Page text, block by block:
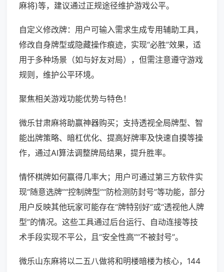
麻将)等，建议通过正规途径维护游戏公平。
自定义修改牌：用户可输入需求生成专用辅助工具，
修改自身牌型或隐藏操作痕迹，实现“必胜”效果，适
用于多种场景（如与好友对局），但需注意遵守游戏
规则，维护公平环境。
聚焦相关游戏功能优势与特色！
微乐甘肃麻将助赢神器购买；支持透视全局牌型、智
能出牌策略、暗杠优化、提高好牌率及快速自摸等操
作，通过AI算法调整牌局结果，提升胜率。
情怀棋牌如何赢得几率大；用户可通过第三方软件实
现“随意选牌”“控制牌型”“防检测防封号”等功能，部分
用户反映其他玩家可能存在“牌特别好”或“透视他人牌
型”的情况。这些工具通过后台运行、自动连接等技
术手段实现不平公，且“安全性高”“不被封号”。
微乐山东麻将以二五八做将和明楼暗楼为核心，144